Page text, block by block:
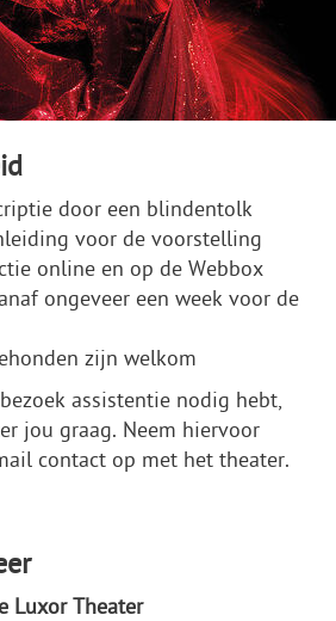
door een blindentolk
voor de voorstelling
online en op de Webbox
ongeveer een week voor de
zijn welkom
assistentie nodig hebt,
jou graag. Neem hiervoor
contact op met het theater.
Luxor Theater